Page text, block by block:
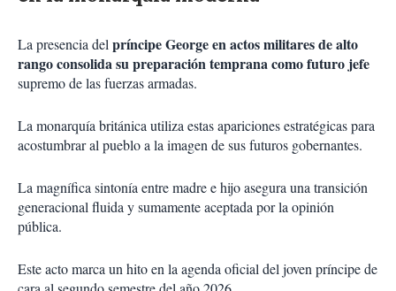
La presencia delpríncipe George en actos militares de alto
rango consolida su preparación temprana como futuro jefe
supremo de las fuerzas armadas.
La monarquía británica utiliza estas apariciones estratégicas para
acostumbrar al pueblo a la imagen de sus futuros gobernantes.
La magnífica sintonía entre madre e hijo asegura una transición
generacional fluida y sumamente aceptada por la opinión
pública.
Este acto marca un hito en la agenda oficial del joven príncipe de